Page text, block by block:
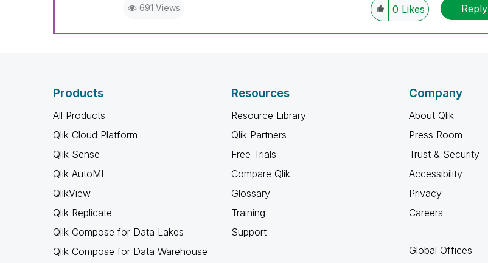
691 Views 0 Likes Reply
Products
All Products
Qlik Cloud Platform
Qlik Sense
Qlik AutoML
QlikView
Qlik Replicate
Qlik Compose for Data Lakes
Qlik Compose for Data Warehouse
Resources
Resource Library
Qlik Partners
Free Trials
Compare Qlik
Glossary
Training
Support
Company
About Qlik
Press Room
Trust & Security
Accessibility
Privacy
Careers
Global Offices